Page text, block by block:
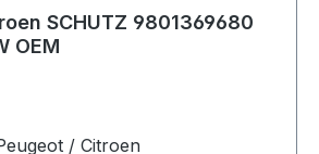
SCHUTZ 9801369680
OEM
/ Citroen